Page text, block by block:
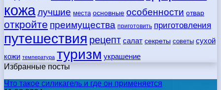
кожалучшие места основные особенности отвар
откройте преимущества приготовить приготовления
путешествия рецепт салат секреты советы сухой
кожи температура туризм украшение
Избранные посты
Что такое силикагель и где он применяется